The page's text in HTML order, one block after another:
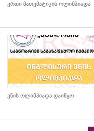
ერთი მათემატიკის ოლიმპიადა
ენის ოლიმპიადა დაიწყო